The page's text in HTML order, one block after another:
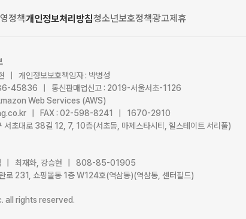
정책개인정보처리방침청소년보호정책광고제휴
| 개인정보보호책임자 : 박병성
86-45836 | 통신판매업신고 : 2019-서울서초-1126
Web Services (AWS)
| FAX : 02-598-8241 | 1670-2910
서초대로 38길 12, 7, 10층(서초동, 마제스타시티, 힐스테이트 서리풀)
| 최재화, 강승현 | 808-85-01905
로 231, 쇼핑몰동 1층 W124호(역삼동)(역삼동, 센터필드)
all rights reserved.